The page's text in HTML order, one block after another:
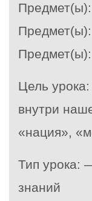
Цель
внутри
«нация»,
Тип урока:
знаний